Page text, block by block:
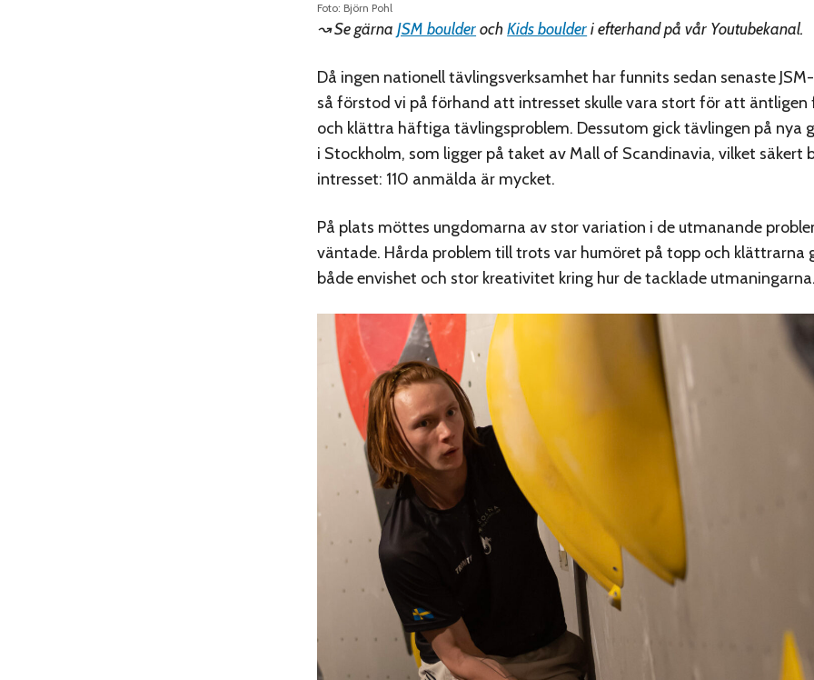
Foto: Björn Pohl
↝ Se gärnaJSM boulderochKids boulderi efterhand på vår Youtubekanal.
Då ingen nationell tävlingsverksamhet har funnits sedan senaste
så förstod vi på förhand att intresset skulle vara stort för att
och klättra häftiga tävlingsproblem. Dessutom gick tävlingen på nya
i Stockholm, som ligger på taket av Mall of Scandinavia, vilket säkert
intresset: 110 anmälda är mycket.
På plats möttes ungdomarna av stor variation i de utmanande
väntade. Hårda problem till trots var humöret på topp och klättrarna
både envishet och stor kreativitet kring hur de tacklade